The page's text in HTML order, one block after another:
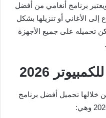
برنامج أنغامي من أفضل
إلى الأغاني أو تنزيلها بشكل
تحميله على جميع الأجهزة
2026
خلالها تحميل أفضل برنامج